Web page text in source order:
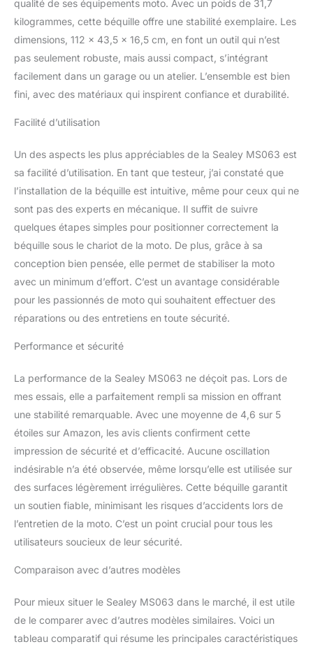
chariot lors d'un
déplacement et
roulement régulier sur
double roulettes.
Dimensions du plateau
(L x l x h) :
qualité de ses équipements moto. Avec un poids de 31,7
kilogrammes, cette béquille offre une stabilité exemplaire. Les
dimensions, 112 x 43,5 x 16,5 cm, en font un outil qui n’est
pas seulement robuste, mais aussi compact, s’intégrant
facilement dans un garage ou un atelier. L’ensemble est bien
fini, avec des matériaux qui inspirent confiance et durabilité.
Facilité d’utilisation
Un des aspects les plus appréciables de la Sealey MS063 est
sa facilité d’utilisation. En tant que testeur, j’ai constaté que
l’installation de la béquille est intuitive, même pour ceux qui ne
sont pas des experts en mécanique. Il suffit de suivre
quelques étapes simples pour positionner correctement la
béquille sous le chariot de la moto. De plus, grâce à sa
conception bien pensée, elle permet de stabiliser la moto
avec un minimum d’effort. C’est un avantage considérable
pour les passionnés de moto qui souhaitent effectuer des
réparations ou des entretiens en toute sécurité.
Performance et sécurité
La performance de la Sealey MS063 ne déçoit pas. Lors de
mes essais, elle a parfaitement rempli sa mission en offrant
une stabilité remarquable. Avec une moyenne de 4,6 sur 5
étoiles sur Amazon, les avis clients confirment cette
impression de sécurité et d’efficacité. Aucune oscillation
indésirable n’a été observée, même lorsqu’elle est utilisée sur
des surfaces légèrement irrégulières. Cette béquille garantit
un soutien fiable, minimisant les risques d’accidents lors de
l’entretien de la moto. C’est un point crucial pour tous les
utilisateurs soucieux de leur sécurité.
Comparaison avec d’autres modèles
Pour mieux situer le Sealey MS063 dans le marché, il est utile
de le comparer avec d’autres modèles similaires. Voici un
tableau comparatif qui résume les principales caractéristiques